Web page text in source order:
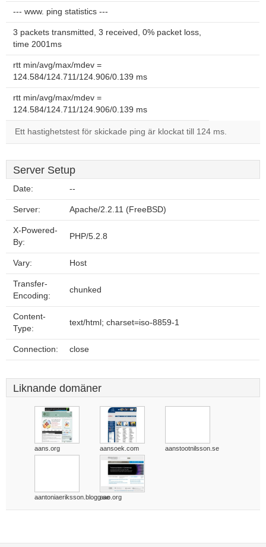
--- www. ping statistics ---
3 packets transmitted, 3 received, 0% packet loss,
time 2001ms
rtt min/avg/max/mdev =
124.584/124.711/124.906/0.139 ms
rtt min/avg/max/mdev =
124.584/124.711/124.906/0.139 ms
Ett hastighetstest för skickade ping är klockat till 124 ms.
Server Setup
Date: --
Server: Apache/2.2.11 (FreeBSD)
X-Powered-
By:
PHP/5.2.8
Vary: Host
Transfer-
Encoding:
chunked
Content-
Type:
text/html; charset=iso-8859-1
Connection: close
Liknande domäner
aans.org aansoek.com aanstootnilsson.se
aantoniaeriksson.blogg.seaao.org